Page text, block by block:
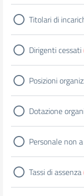
Titolari di
Dirigenti cessati
Posizioni
Dotazione
Personale non
Tassi di assenza